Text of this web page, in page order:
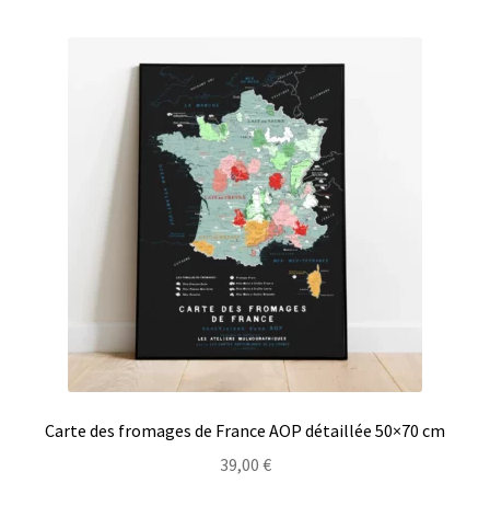
Carte des fromages de France AOP détaillée 50×70 cm
39,00 €